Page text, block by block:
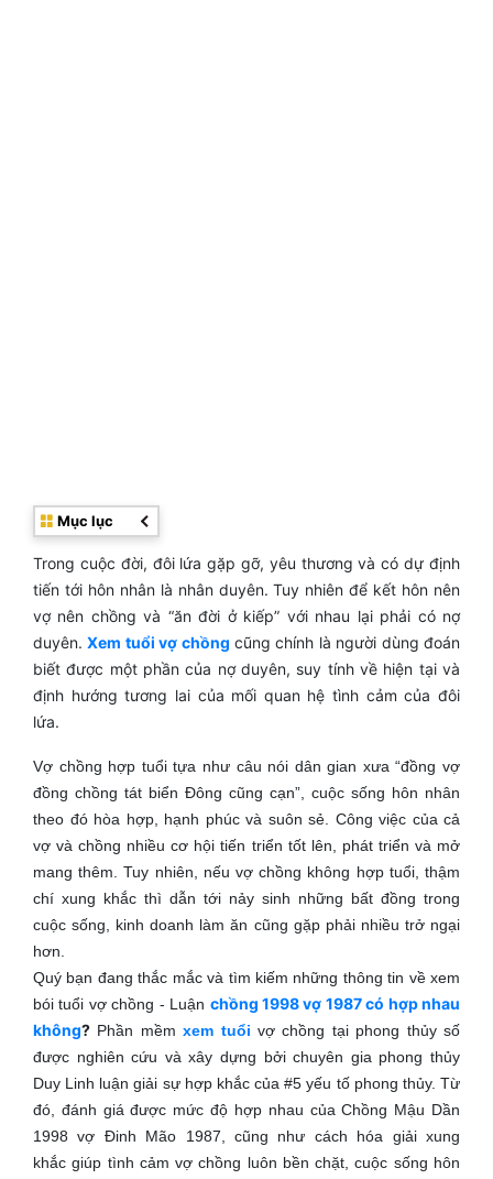
Mục lục
Trong cuộc đời, đôi lứa gặp gỡ, yêu thương và có dự định
tiến tới hôn nhân là nhân duyên. Tuy nhiên để kết hôn nên
vợ nên chồng và “ăn đời ở kiếp” với nhau lại phải có nợ
duyên.Xem tuổi vợ chồng cũng chính là người dùng đoán
biết được một phần của nợ duyên, suy tính về hiện tại và
định hướng tương lai của mối quan hệ tình cảm của đôi
lứa.
Vợ chồng hợp tuổi tựa như câu nói dân gian xưa “đồng vợ
đồng chồng tát biển Đông cũng cạn”, cuộc sống hôn nhân
theo đó hòa hợp, hạnh phúc và suôn sẻ. Công việc của cả
vợ và chồng nhiều cơ hội tiến triển tốt lên, phát triển và mở
mang thêm. Tuy nhiên, nếu vợ chồng không hợp tuổi, thậm
chí xung khắc thì dẫn tới nảy sinh những bất đồng trong
cuộc sống, kinh doanh làm ăn cũng gặp phải nhiều trở ngại
hơn.
Quý bạn đang thắc mắc và tìm kiếm những thông tin về xem
bói tuổi vợ chồng - Luận chồng 1998 vợ 1987 có hợp nhau
không? Phần mềmxem tuổi vợ chồng tại phong thủy số
được nghiên cứu và xây dựng bởi chuyên gia phong thủy
Duy Linh luận giải sự hợp khắc của #5 yếu tố phong thủy. Từ
đó, đánh giá được mức độ hợp nhau của Chồng Mậu Dần
1998 vợ Đinh Mão 1987, cũng như cách hóa giải xung
khắc giúp tình cảm vợ chồng luôn bền chặt, cuộc sống hôn